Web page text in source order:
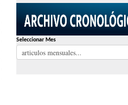
Seleccionar Mes